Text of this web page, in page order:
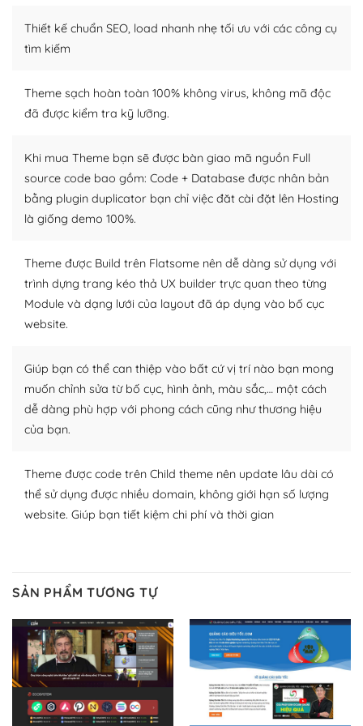
WordPress là nơi lưu trữ cho một diễn đàn cộng đồng
người cuồng tín WordPress.
Nếu bạn gặp khó khăn, bạn có thể lên mạng và tìm
lời, giải đáp vấn đề của bạn.
Cộng đồng sử dụng WordPress sẵn sàng hỗ trợ bạn
– Đa dạng plugin và themes
Plugin mở rộng là thành phần cài đặt thêm vào
WordPress để tăng thêm các tính năng cần thiết. Có
nhiều plugin trả phí hoặc miễn phí.
Nhờ lượng người dùng đông đảo, thư viện themes và
thích chọn lựa plugin và themes phù hợp cho mục đích
lập website của mình.
WordPress đa dạng plugin và themes
Với mọi Hosting bất kỳ thì WordPress đều có thể dễ
dàng thiết lập vì thực tế nó đã cung cấp khoảng 60%
trang web WordPress của bạn.
Dễ dàng lựa chọn Hosting cho website WordPress
– Bảo mật cực tốt
Vì WordPress hiện là nền tảng xây dựng trang web và
blog lớn nhất trên thế giới, quan trọng nhất là bảo vệ
Thiết kế chuẩn SEO, load nhanh nhẹ tối ưu với các công cụ
tìm kiếm
Theme sạch hoàn toàn 100% không virus, không mã độc
đã được kiểm tra kỹ lưỡng.
Khi mua Theme bạn sẽ được bàn giao mã nguồn Full
source code bao gồm: Code + Database được nhân bản
bằng plugin duplicator bạn chỉ việc đăt cài đặt lên Hosting
là giống demo 100%.
Theme được Build trên Flatsome nên dễ dàng sử dụng với
trình dựng trang kéo thả UX builder trực quan theo từng
Module và dạng lưới của layout đã áp dụng vào bố cục
website.
Giúp bạn có thể can thiệp vào bất cứ vị trí nào bạn mong
muốn chỉnh sửa từ bố cục, hình ảnh, màu sắc,… một cách
dễ dàng phù hợp với phong cách cũng như thương hiệu
của bạn.
Theme được code trên Child theme nên update lâu dài có
thể sử dụng được nhiều domain, không giới hạn số lượng
website. Giúp bạn tiết kiệm chi phí và thời gian
SẢN PHẨM TƯƠNG TỰ